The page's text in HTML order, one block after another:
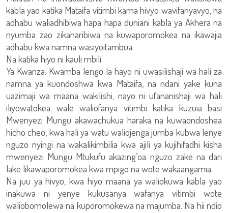
kabla yao katika Mataifa vitimbi kama hivyo wavifanyavyo, na
adhabu waliadhibiwa hapa hapa duniani kabla ya Akhera na
nyumba zao zikaharibiwa na kuwaporomokea na ikawajia
adhabu kwa namna wasiyoitambua.
Na katika hiyo ni kauli mbili:
Ya Kwanza: Kwamba lengo la hayo ni uwasilishaji wa hali za
namna ya kuondoshwa kwa Mataifa, na ndani yake kuna
uazimaji wa maana wakilishi, nayo ni ufananishaji wa hali
iliyowatokea wale waliofanya vitimbi katika kuzuia basi
Mwenyezi Mungu akawachukua haraka na kuwaondoshea
hicho cheo, kwa hali ya watu waliojenga jumba kubwa lenye
nguzo nyingi na wakalikimbilia kwa ajili ya kujihifadhi kisha
mwenyezi Mungu Mtukufu akazing’oa nguzo zake na dari
lake likawaporomokea kwa mpigo na wote wakaangamia.
Na juu ya hivyo, kwa hiyo maana ya waliokuwa kabla yao
inakuwa ni yenye kukusanya wafanya vitimbi wote
waliobomolewa na kuporomokewa na majumba. Na hii ndio